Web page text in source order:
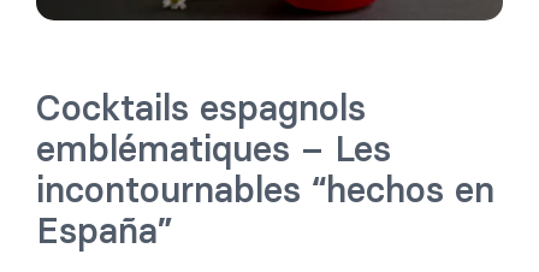
Cocktails espagnols
emblématiques – Les
incontournables “hechos en
España”